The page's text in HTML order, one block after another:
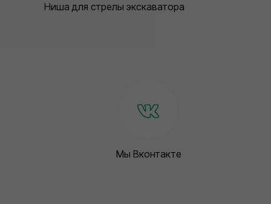
Ниша для стрелы экскаватора
Мы Вконтакте